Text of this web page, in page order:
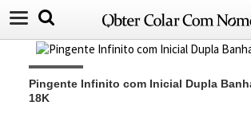
Pingente Infinito com Inicial Dupla
18K